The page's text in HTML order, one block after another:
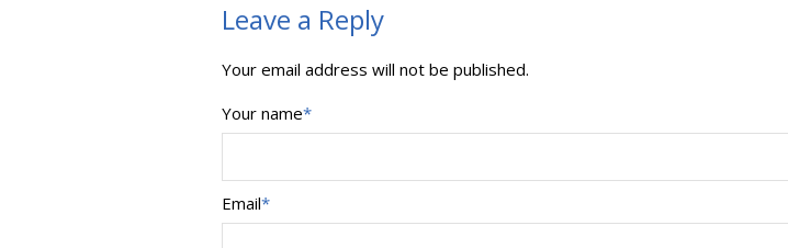
Leave a Reply
Your email address will not be published.
Your name*
Email*